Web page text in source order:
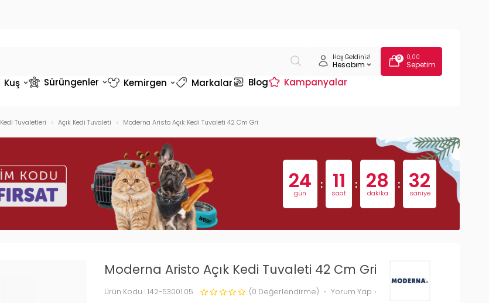
Hoş Geldiniz!
Hesabım
0 0,00
Sepetim
Kuş Sürüngenler Kemirgen Markalar Blog Kampanyalar
Kedi Tuvaletleri Açık Kedi Tuvaleti Moderna Aristo Açık Kedi Tuvaleti 42 Cm Gri
24
gün
: 11
saat
: 28
dakika
: 31
saniye
Moderna Aristo Açık Kedi Tuvaleti 42 Cm Gri
Ürün Kodu : 142-53001.05 (0 Değerlendirme) Yorum Yap